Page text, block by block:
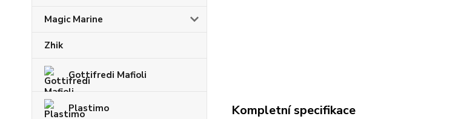
Magic Marine
Zhik
Gottifredi Mafioli
Plastimo Kompletní specifikace